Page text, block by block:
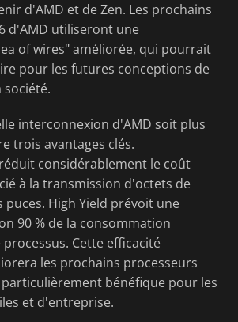
d'AMD et de Zen. Les prochains
d'AMD utiliseront une
of wires" améliorée, qui pourrait
pour les futures conceptions de
société.
interconnexion d'AMD soit plus
trois avantages clés.
considérablement le coût
à la transmission d'octets de
puces. High Yield prévoit une
90 % de la consommation
Cette efficacité
les prochains processeurs
particulièrement bénéfique pour les
et d'entreprise.